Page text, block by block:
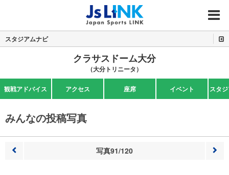
MENU
スタジアムナビ
クラサスドーム大分
（大分トリニータ）
観戦アドバイス アクセス 座席 イベント スタ
みんなの投稿写真
写真91/120